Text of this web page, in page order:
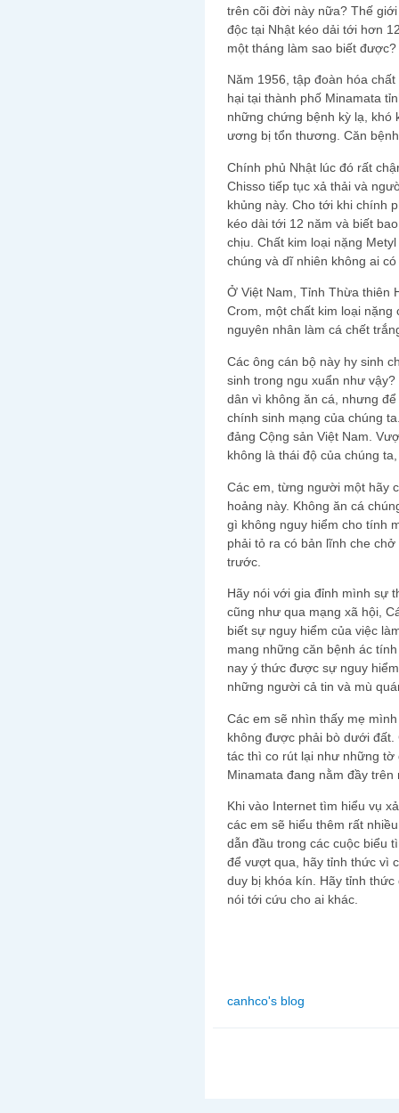
trên cõi đời này nữa? Thế
độc tại Nhật kéo dải tới hơn
một tháng làm sao biết được?
Năm 1956, tập đoàn hóa
hại tại thành phố Minamata
những chứng bệnh kỳ lạ, khó
ương bị tổn thương. Căn
Chính phủ Nhật lúc đó rất
Chisso tiếp tục xả thải và
khủng này. Cho tới khi chính
kéo dài tới 12 năm và biết
chịu. Chất kim loại nặng
chúng và dĩ nhiên không ai
Ở Việt Nam, Tỉnh Thừa thiên
Crom, một chất kim loại
nguyên nhân làm cá chết
Các ông cán bộ này hy sinh
sinh trong ngu xuẩn như
dân vì không ăn cá, nhưng
chính sinh mạng của chúng
đảng Cộng sản Việt Nam.
không là thái độ của chúng
Các em, từng người một hãy
hoảng này. Không ăn cá
gì không nguy hiểm cho tính
phải tỏ ra có bản lĩnh che
trước.
Hãy nói với gia đỉnh mình sự
cũng như qua mạng xã hội,
biết sự nguy hiểm của việc
mang những căn bệnh ác
nay ý thức được sự nguy
những người cả tin và mù
Các em sẽ nhìn thấy mẹ
không được phải bò dưới
tác thì co rút lại như những tờ
Minamata đang nằm đầy
Khi vào Internet tìm hiểu vụ
các em sẽ hiểu thêm rất
dẫn đầu trong các cuộc biểu
để vượt qua, hãy tỉnh thức vì
duy bị khóa kín. Hãy tỉnh
nói tới cứu cho ai khác.
canhco's blog